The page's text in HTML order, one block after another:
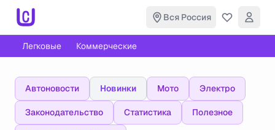
Вся Россия
Легковые Коммерческие
Автоновости Новинки Мото Электро
Законодательство Статистика Полезное